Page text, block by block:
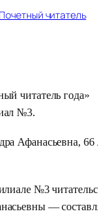
Почетный читатель
читатель года»
№3.
Афанасьевна, 66
№3
—